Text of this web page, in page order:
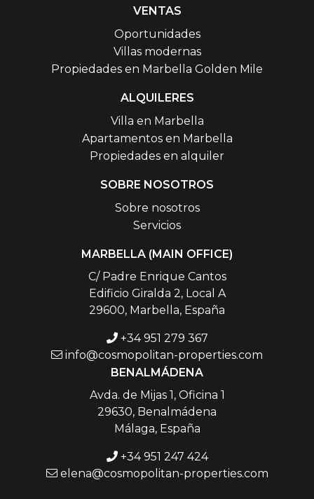
VENTAS
Oportunidades
Villas modernas
Propiedades en Marbella Golden Mile
ALQUILERES
Villa en Marbella
Apartamentos en Marbella
Propiedades en alquiler
SOBRE NOSOTROS
Sobre nosotros
Servicios
MARBELLA (MAIN OFFICE)
C/ Padre Enrique Cantos
Edificio Giralda 2, Local A
29600, Marbella, España
+34 951 279 367
info@cosmopolitan-properties.com
BENALMÁDENA
Avda. de Mijas 1, Oficina 1
29630, Benalmádena
Málaga, España
+34 951 247 424
elena@cosmopolitan-properties.com